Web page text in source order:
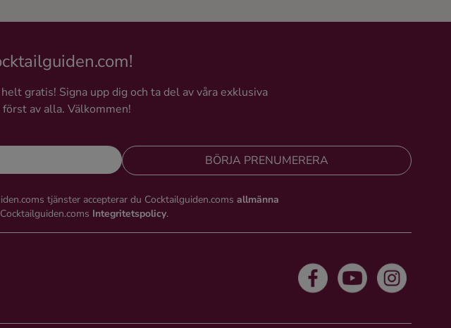
ögonblick som banade
För att fira
detta jubileum lanserar
en exklusiv, limiterad
då varumärket har en
tidiga historia.
gratis! Signa upp dig och ta del av våra exklusiva
av alla. Välkommen!
BÖRJA PRENUMERERA
tjänster accepterar du Cocktailguiden.coms allmänna
Integritetspolicy.